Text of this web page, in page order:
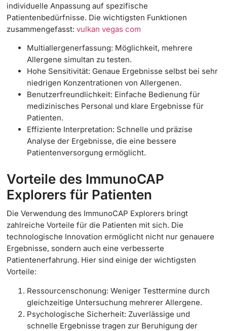
individuelle Anpassung auf spezifische
Patientenbedürfnisse. Die wichtigsten Funktionen
zusammengefasst: vulkan vegas com
Multiallergenerfassung: Möglichkeit, mehrere
Allergene simultan zu testen.
Hohe Sensitivität: Genaue Ergebnisse selbst bei sehr
niedrigen Konzentrationen von Allergenen.
Benutzerfreundlichkeit: Einfache Bedienung für
medizinisches Personal und klare Ergebnisse für
Patienten.
Effiziente Interpretation: Schnelle und präzise
Analyse der Ergebnisse, die eine bessere
Patientenversorgung ermöglicht.
Vorteile des ImmunoCAP
Explorers für Patienten
Die Verwendung des ImmunoCAP Explorers bringt
zahlreiche Vorteile für die Patienten mit sich. Die
technologische Innovation ermöglicht nicht nur genauere
Ergebnisse, sondern auch eine verbesserte
Patientenerfahrung. Hier sind einige der wichtigsten
Vorteile:
Ressourcenschonung: Weniger Testtermine durch
gleichzeitige Untersuchung mehrerer Allergene.
Psychologische Sicherheit: Zuverlässige und
schnelle Ergebnisse tragen zur Beruhigung der